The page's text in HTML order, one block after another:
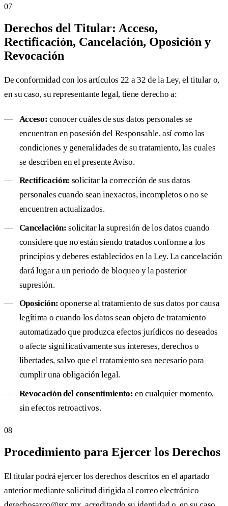
07
Derechos del Titular: Acceso,
Rectificación, Cancelación, Oposición y
Revocación
De conformidad con los artículos 22 a 32 de la Ley, el titular o,
en su caso, su representante legal, tiene derecho a:
Acceso: conocer cuáles de sus datos personales se
encuentran en posesión del Responsable, así como las
condiciones y generalidades de su tratamiento, las cuales
se describen en el presente Aviso.
Rectificación: solicitar la corrección de sus datos
personales cuando sean inexactos, incompletos o no se
encuentren actualizados.
Cancelación: solicitar la supresión de los datos cuando
considere que no están siendo tratados conforme a los
principios y deberes establecidos en la Ley. La cancelación
dará lugar a un periodo de bloqueo y la posterior
supresión.
Oposición: oponerse al tratamiento de sus datos por causa
legítima o cuando los datos sean objeto de tratamiento
automatizado que produzca efectos jurídicos no deseados
o afecte significativamente sus intereses, derechos o
libertades, salvo que el tratamiento sea necesario para
cumplir una obligación legal.
Revocación del consentimiento: en cualquier momento,
sin efectos retroactivos.
08
Procedimiento para Ejercer los Derechos
El titular podrá ejercer los derechos descritos en el apartado
anterior mediante solicitud dirigida al correo electrónico